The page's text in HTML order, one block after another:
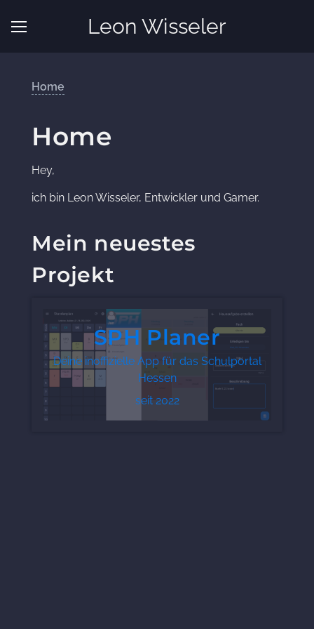
Leon Wisseler
Home
Home
Hey,
ich bin Leon Wisseler, Entwickler und Gamer.
Mein neuestes
Projekt
SPH Planer
Deine inoffizielle App für das Schulportal
Hessen
seit 2022